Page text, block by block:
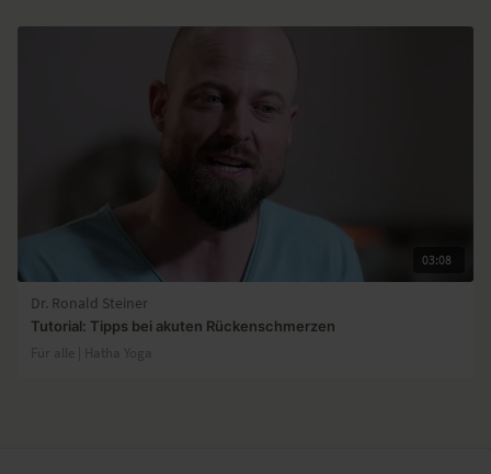
03:08
Dr. Ronald Steiner
Tutorial: Tipps bei akuten Rückenschmerzen
Für alle | Hatha Yoga